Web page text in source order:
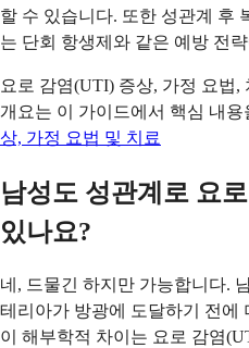
할 수 있습니다. 또한 성관계 후
는 단회 항생제와 같은 예방 전
요로 감염(UTI) 증상, 가정 요법
개요는 이 가이드에서 핵심 내용
상, 가정 요법 및 치료
남성도 성관계로 요
있나요?
네, 드물긴 하지만 가능합니다.
테리아가 방광에 도달하기 전에
이 해부학적 차이는 요로 감염